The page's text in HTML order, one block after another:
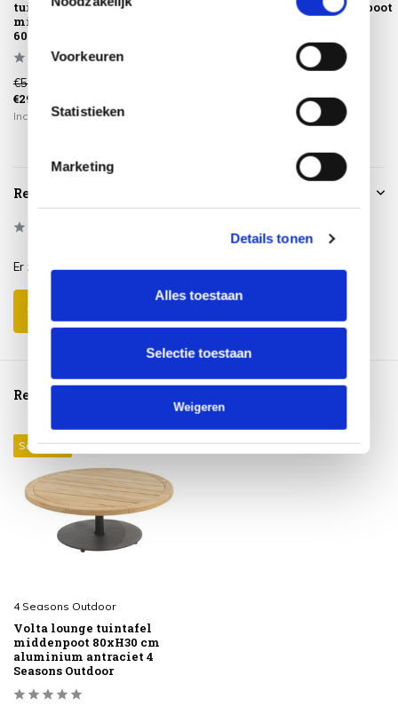
Voorkeuren
Statistieken
Marketing
Details tonen
Alles toestaan
Selectie toestaan
Weigeren
tuintafel met
middenpoot
60xH35 cm al...
€589,00
€299,00
Incl. btw
met middenpoot
45xH55 cm
€395,00
Incl. btw
Reviews
Er zijn nog geen reviews geschreven over dit product..
Schrijf je eigen review
Reeds bekeken
Sale 15%
4 Seasons Outdoor
Volta lounge tuintafel
middenpoot 80xH30 cm
aluminium antraciet 4
Seasons Outdoor